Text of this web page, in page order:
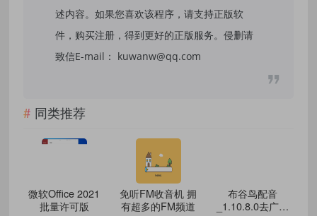
述内容。如果您喜欢该程序，请支持正版软
件，购买注册，得到更好的正版服务。侵删请
致信E-mail： kuwanw@qq.com
同类推荐
微软Office 2021
批量许可版
免听FM收音机 拥
有超多的FM频道
布谷鸟配音
_1.10.8.0去广告